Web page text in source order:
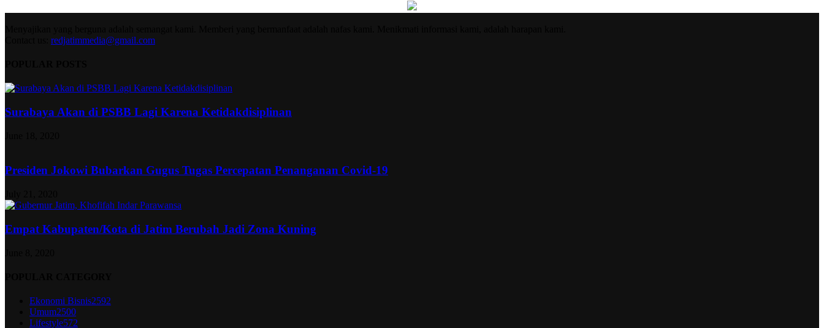
redjatimmedia@gmail.com
Surabaya Akan di PSBB Lagi Karena Ketidakdisiplinan
Presiden Jokowi Bubarkan Gugus Tugas Percepatan Penanganan Covid-19
Empat Kabupaten/Kota di Jatim Berubah Jadi Zona Kuning
Ekonomi Bisnis2592
Umum2500
Lifestyle572